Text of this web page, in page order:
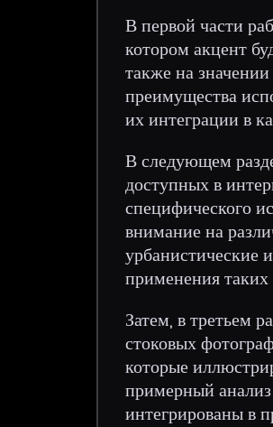
В первой части
котором акцент
также на
преимущества
их интеграции в
В следующем
доступных в
специфического
внимание на
урбанистические
применения таких
Затем, в третьем
стоковых
которые
примерный
интегрированы в